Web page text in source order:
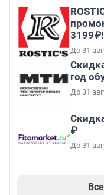
3199₽!
До 31
год
До 31
₽
До 31